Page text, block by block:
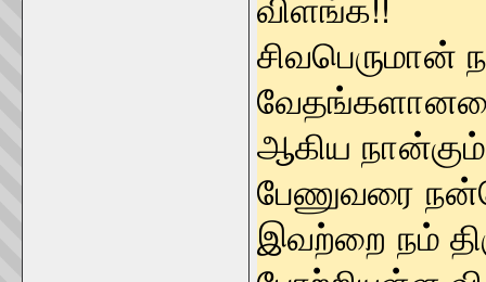
சிவபெருமான்
ஆகிய
பேணுவரை
இவற்றை நம்